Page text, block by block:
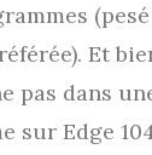
Et
pas dans
sur Edge